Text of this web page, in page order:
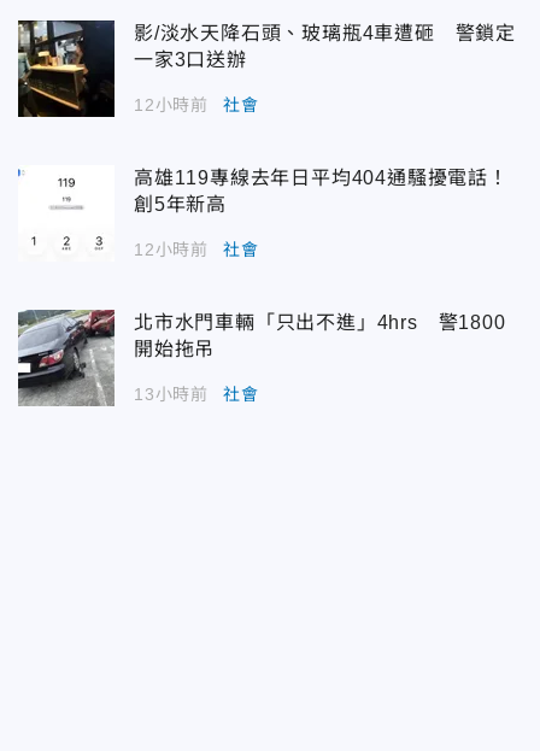
影/淡水天降石頭、玻璃瓶4車遭砸 警鎖定
一家3口送辦
12小時前 社會
高雄119專線去年日平均404通騷擾電話！
創5年新高
12小時前 社會
北市水門車輛「只出不進」4hrs 警1800
開始拖吊
13小時前 社會